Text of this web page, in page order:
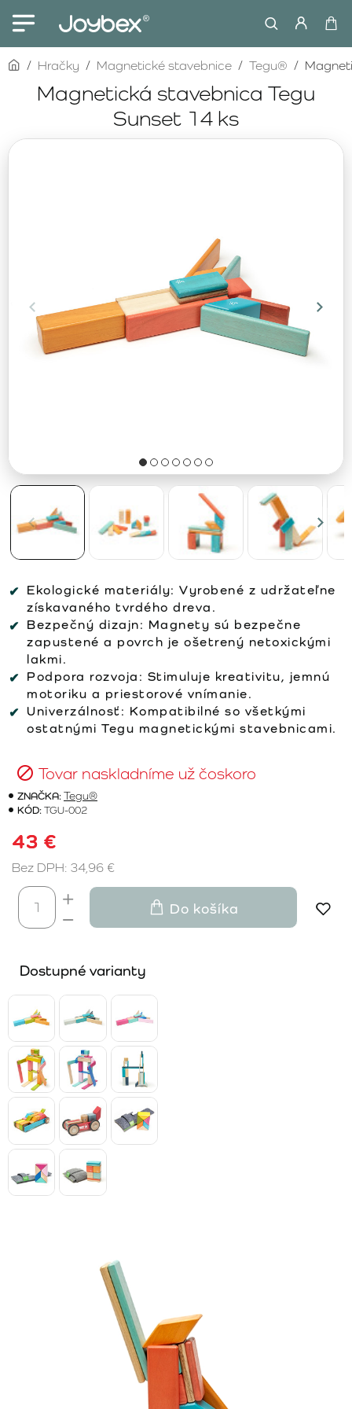
Magnetická stavebnica Tegu
Sunset 14 ks
homeHračky Magnetické stavebnice Tegu®
Ekologické materiály: Vyrobené z udržateľne
získavaného tvrdého dreva.
Bezpečný dizajn: Magnety sú bezpečne
zapustené a povrch je ošetrený netoxickými
lakmi.
Podpora rozvoja: Stimuluje kreativitu, jemnú
motoriku a priestorové vnímanie.
Univerzálnosť: Kompatibilné so všetkými
ostatnými Tegu magnetickými stavebnicami.
Tovar naskladníme už čoskoro
ZNAČKA:Tegu®
KÓD:TGU-002
43 €
Bez DPH: 34,96 €
Do košíka
Dostupné varianty